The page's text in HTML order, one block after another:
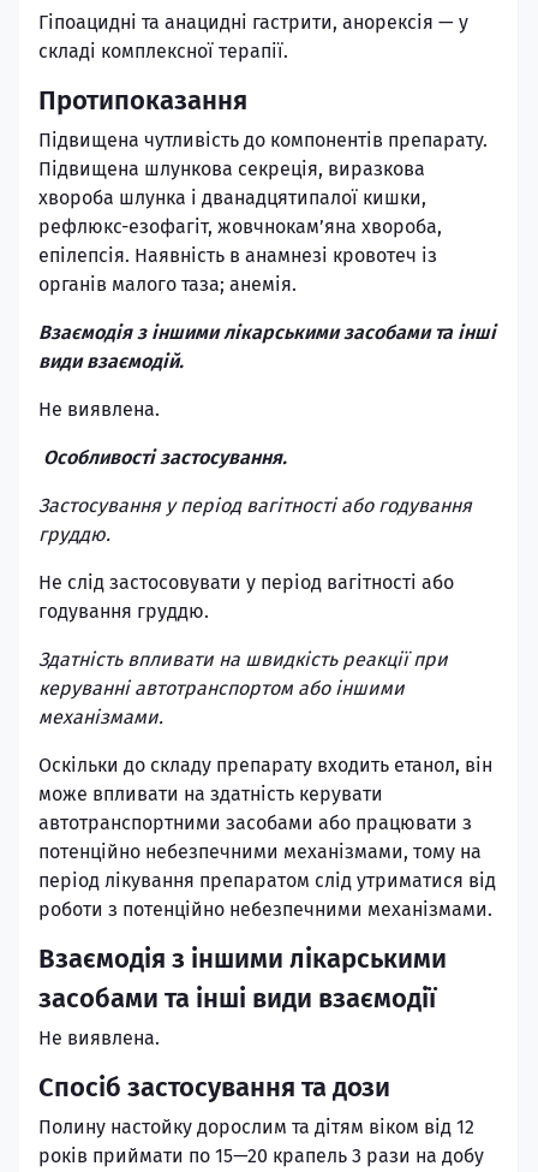
Гіпоацидні та анацидні гастрити, анорексія — у
складі комплексної терапії.
Протипоказання
Підвищена чутливість до компонентів препарату.
Підвищена шлункова секреція, виразкова
хвороба шлунка і дванадцятипалої кишки,
рефлюкс-езофагіт, жовчнокам’яна хвороба,
епілепсія. Наявність в анамнезі кровотеч із
органів малого таза; анемія.
Взаємодія з іншими лікарськими засобами та інші
види взаємодій.
Не виявлена.
Особливості застосування.
Застосування у період вагітності або годування
груддю.
Не слід застосовувати у період вагітності або
годування груддю.
Здатність впливати на швидкість реакції при
керуванні автотранспортом або іншими
механізмами.
Оскільки до складу препарату входить етанол, він
може впливати на здатність керувати
автотранспортними засобами або працювати з
потенційно небезпечними механізмами, тому на
період лікування препаратом слід утриматися від
роботи з потенційно небезпечними механізмами.
Взаємодія з іншими лікарськими
засобами та інші види взаємодії
Не виявлена.
Спосіб застосування та дози
Полину настойку дорослим та дітям віком від 12
років приймати по 15—20 крапель 3 рази на добу